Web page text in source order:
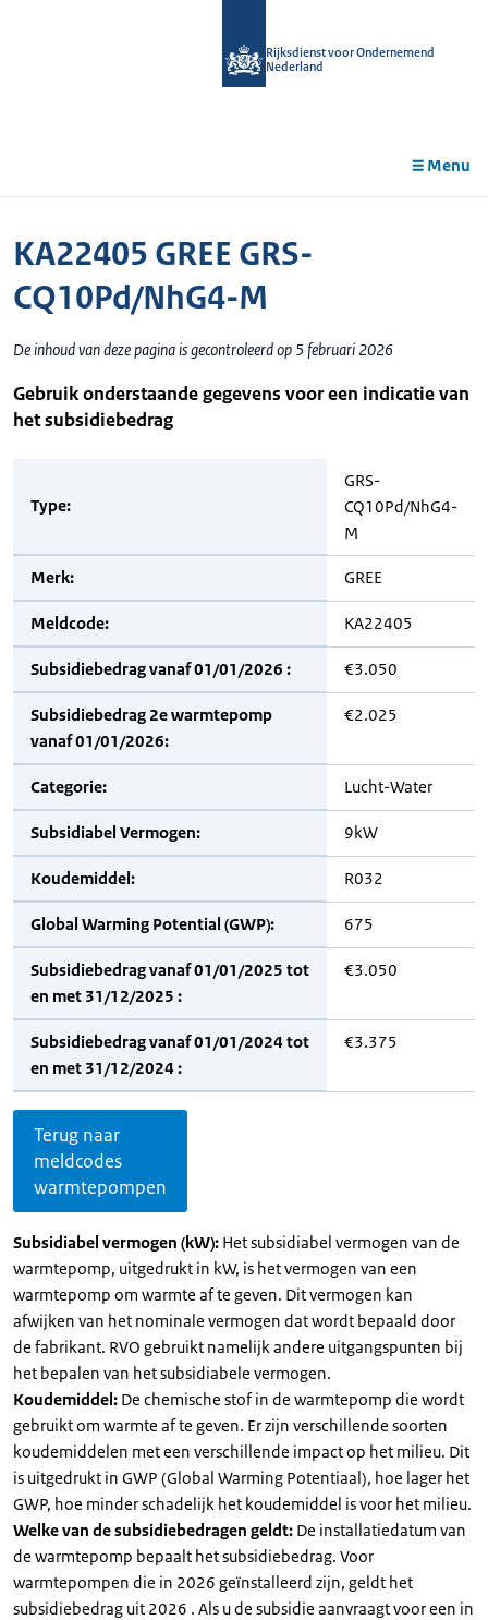
Rijksdienst voor Ondernemend
Nederland
Menu
KA22405 GREE GRS-
CQ10Pd/NhG4-M
De inhoud van deze pagina is gecontroleerd op 5 februari 2026
Gebruik onderstaande gegevens voor een indicatie van
het subsidiebedrag
Type:
GRS-
CQ10Pd/NhG4-
M
Merk: GREE
Meldcode: KA22405
Subsidiebedrag vanaf 01/01/2026 : €3.050
Subsidiebedrag 2e warmtepomp
vanaf 01/01/2026:
€2.025
Categorie: Lucht-Water
Subsidiabel Vermogen: 9kW
Koudemiddel: R032
Global Warming Potential (GWP): 675
Subsidiebedrag vanaf 01/01/2025 tot
en met 31/12/2025 :
€3.050
Subsidiebedrag vanaf 01/01/2024 tot
en met 31/12/2024 :
€3.375
Terug naar
meldcodes
warmtepompen
Subsidiabel vermogen (kW): Het subsidiabel vermogen van de
warmtepomp, uitgedrukt in kW, is het vermogen van een
warmtepomp om warmte af te geven. Dit vermogen kan
afwijken van het nominale vermogen dat wordt bepaald door
de fabrikant. RVO gebruikt namelijk andere uitgangspunten bij
het bepalen van het subsidiabele vermogen.
Koudemiddel: De chemische stof in de warmtepomp die wordt
gebruikt om warmte af te geven. Er zijn verschillende soorten
koudemiddelen met een verschillende impact op het milieu. Dit
is uitgedrukt in GWP (Global Warming Potentiaal), hoe lager het
GWP, hoe minder schadelijk het koudemiddel is voor het milieu.
Welke van de subsidiebedragen geldt: De installatiedatum van
de warmtepomp bepaalt het subsidiebedrag. Voor
warmtepompen die in 2026 geïnstalleerd zijn, geldt het
subsidiebedrag uit 2026 . Als u de subsidie aanvraagt voor een in